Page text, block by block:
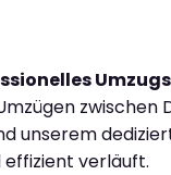
zwischen
unserem
effizient verläuft.